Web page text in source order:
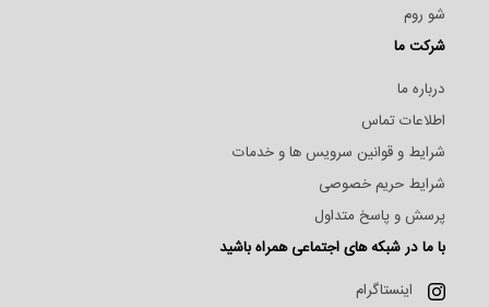
شو روم
شرکت ما
درباره ما
اطلاعات تماس
شرایط و قوانین سرویس ها و خدمات
شرایط حریم خصوصی
پرسش و پاسخ متداول
با ما در شبکه های اجتماعی همراه باشید
اینستاگرام